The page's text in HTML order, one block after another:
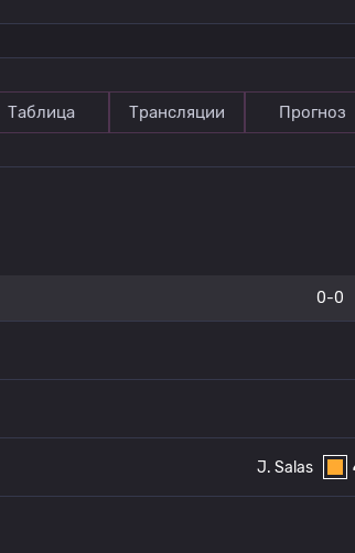
Таблица Трансляции Прогноз
0-0
J. Salas